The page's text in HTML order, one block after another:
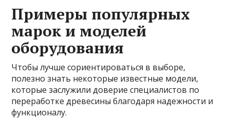
Примеры популярных
марок и моделей
оборудования
Чтобы лучше сориентироваться в выборе,
полезно знать некоторые известные модели,
которые заслужили доверие специалистов по
переработке древесины благодаря надежности и
функционалу.